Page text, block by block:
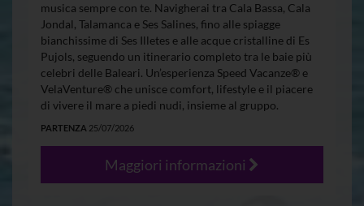
musica sempre con te. Navigherai tra Cala Bassa, Cala
Jondal, Talamanca e Ses Salines, fino alle spiagge
bianchissime di Ses Illetes e alle acque cristalline di Es
Pujols, seguendo un itinerario completo tra le baie più
celebri delle Baleari. Un’esperienza Speed Vacanze® e
VelaVenture® che unisce comfort, lifestyle e il piacere
di vivere il mare a piedi nudi, insieme al gruppo.
PARTENZA 25/07/2026
Maggiori informazioni